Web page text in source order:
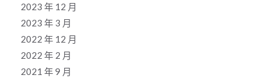
2023 年 12 月
2023 年 3 月
2022 年 12 月
2022 年 2 月
2021 年 9 月